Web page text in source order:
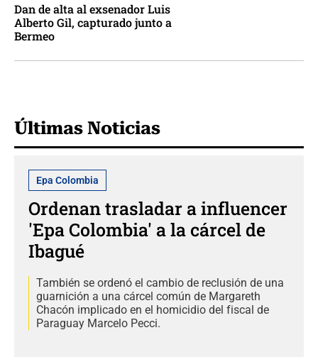
Dan de alta al exsenador Luis
Alberto Gil, capturado junto a
Bermeo
Últimas Noticias
Epa Colombia
Ordenan trasladar a influencer
'Epa Colombia' a la cárcel de
Ibagué
También se ordenó el cambio de reclusión de una
guarnición a una cárcel común de Margareth
Chacón implicado en el homicidio del fiscal de
Paraguay Marcelo Pecci.